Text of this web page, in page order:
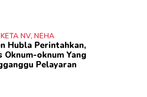
NV, NEHA
Hubla Perintahkan,
Oknum-oknum Yang
Pelayaran